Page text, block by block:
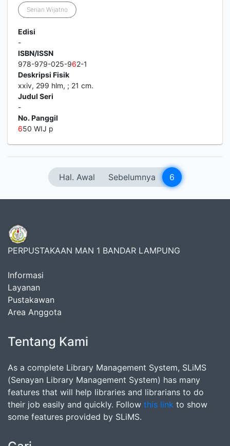
Serian Wijatno
Edisi
-
ISBN/ISSN
978-979-025-962-1
Deskripsi Fisik
xxiv, 299 hlm, ; 21 cm.
Judul Seri
-
No. Panggil
650 WIJ p
Hal. Awal Sebelumnya 6
PERPUSTAKAAN MAN 1 BANDAR LAMPUNG
Informasi
Layanan
Pustakawan
Area Anggota
Tentang Kami
As a complete Library Management System, SLiMS
(Senayan Library Management System) has many
features that will help libraries and librarians to do
their job easily and quickly. Follow this link to show
some features provided by SLiMS.